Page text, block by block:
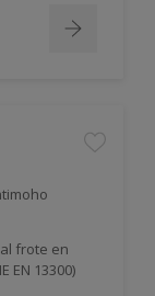
frote en
EN 13300)